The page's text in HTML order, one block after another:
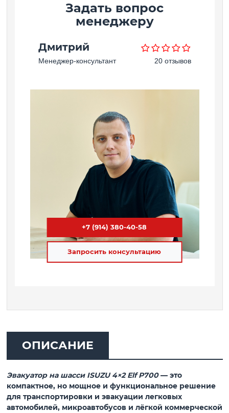
Задать вопрос
менеджеру
Дмитрий
Менеджер-консультант 20 отзывов
+7 (914) 380-40-58
Запросить консультацию
ОПИСАНИЕ
Эвакуатор на шасси ISUZU 4×2 Elf P700— это
компактное, но мощное и функциональное решение
для транспортировки и эвакуации легковых
автомобилей, микроавтобусов и лёгкой коммерческой